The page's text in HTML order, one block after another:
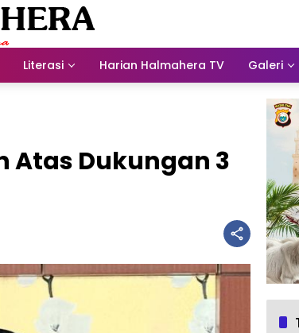
Literasi Harian Halmahera TV Galeri
Atas Dukungan 3